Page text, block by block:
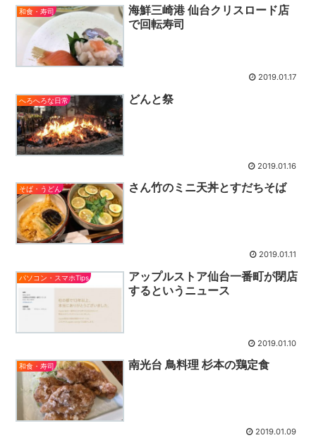
和食・寿司
海鮮三崎港 仙台クリスロード店
で回転寿司
2019.01.17
へろへろな日常 どんと祭
2019.01.16
そば・うどん さん竹のミニ天丼とすだちそば
2019.01.11
パソコン・スマホTips
アップルストア仙台一番町が閉店
するというニュース
2019.01.10
和食・寿司 南光台 鳥料理 杉本の鶏定食
2019.01.09